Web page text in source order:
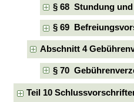
§ 68 Stundung
§ 69
Abschnitt 4
§ 70
Teil 10